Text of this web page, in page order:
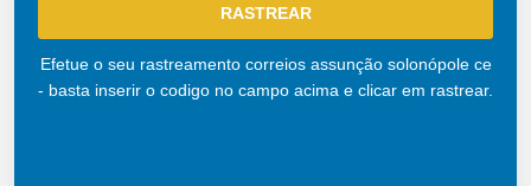
Efetue o seu rastreamento correios assunção solonópole ce
- basta inserir o codigo no campo acima e clicar em rastrear.